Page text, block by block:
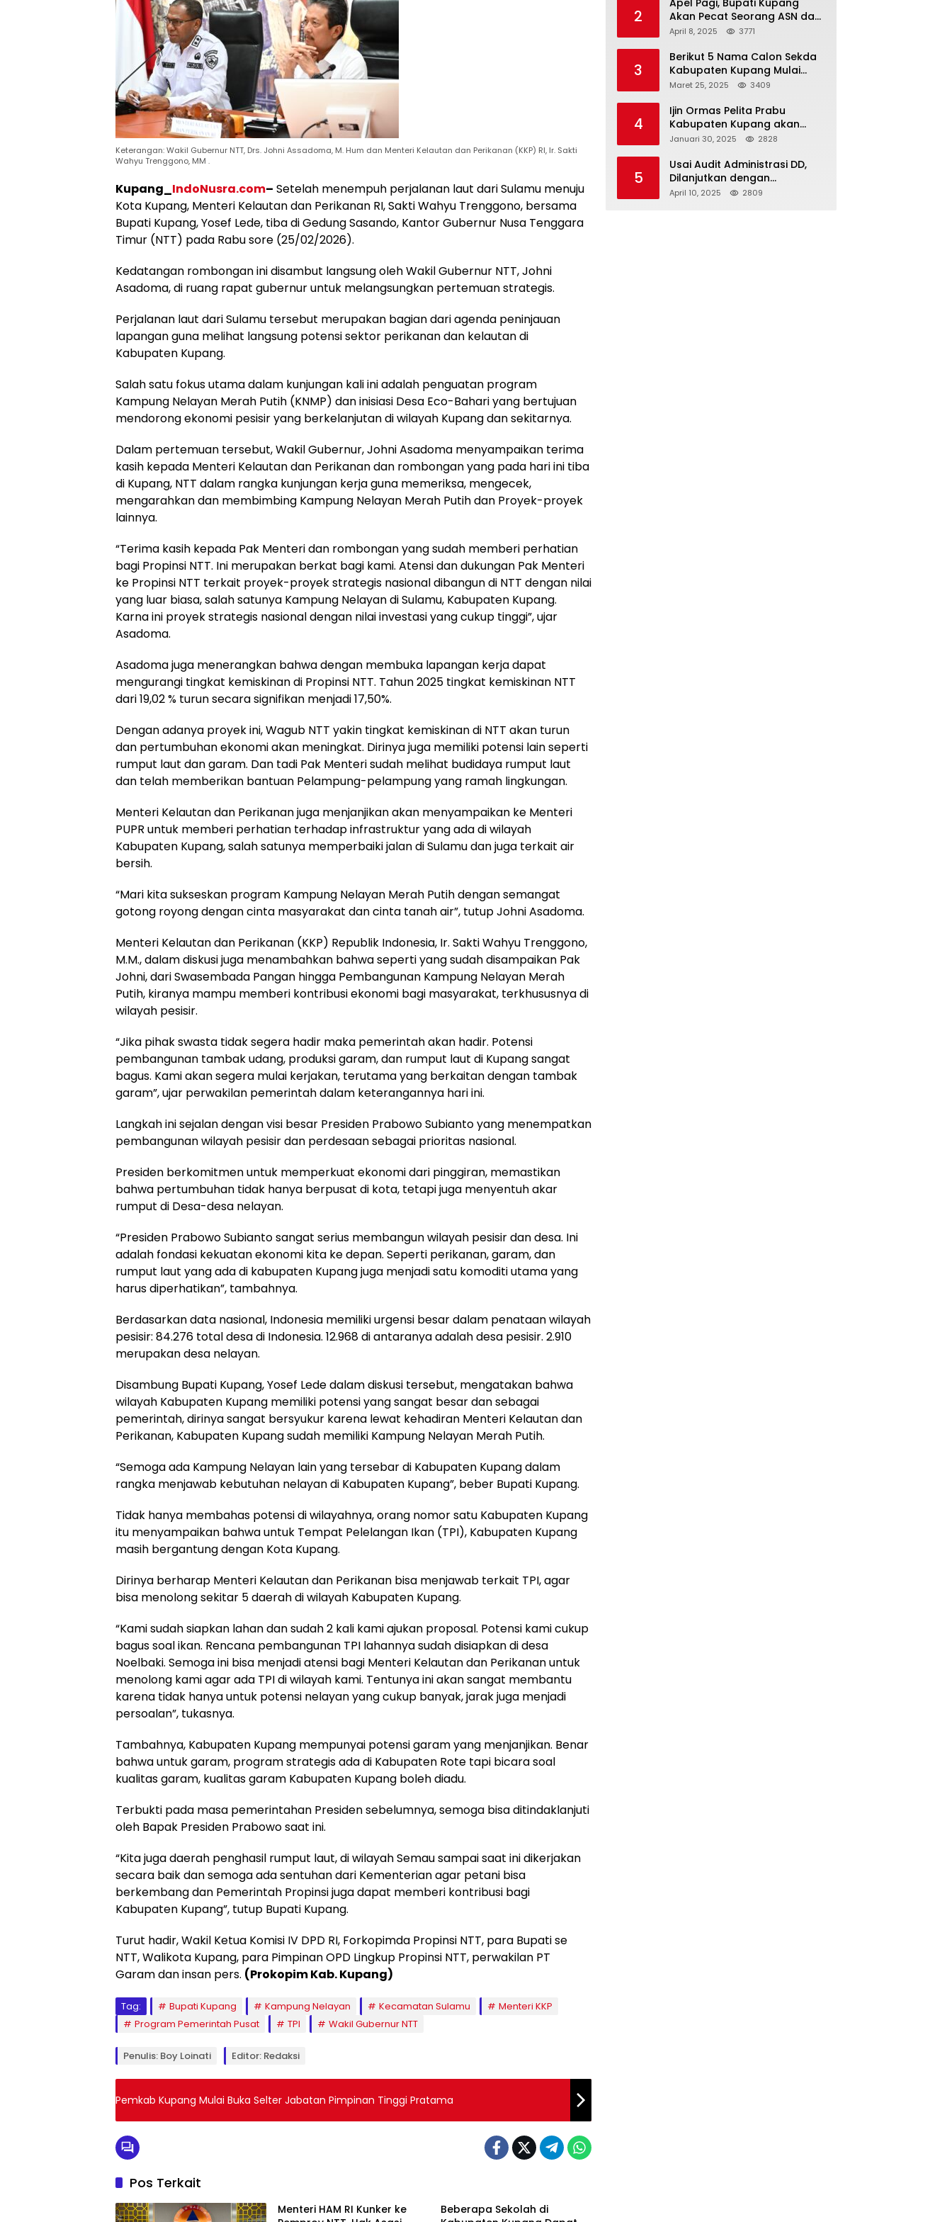
Keterangan: Wakil Gubernur NTT, Drs. Johni Assadoma, M. Hum dan Menteri Kelautan dan Perikanan (KKP) RI, Ir. Sakti
Wahyu Trenggono, MM .
Kupang_IndoNusra.com– Setelah menempuh perjalanan laut dari Sulamu menuju
Kota Kupang, Menteri Kelautan dan Perikanan RI, Sakti Wahyu Trenggono, bersama
Bupati Kupang, Yosef Lede, tiba di Gedung Sasando, Kantor Gubernur Nusa Tenggara
Timur (NTT) pada Rabu sore (25/02/2026).
Kedatangan rombongan ini disambut langsung oleh Wakil Gubernur NTT, Johni
Asadoma, di ruang rapat gubernur untuk melangsungkan pertemuan strategis.
Perjalanan laut dari Sulamu tersebut merupakan bagian dari agenda peninjauan
lapangan guna melihat langsung potensi sektor perikanan dan kelautan di
Kabupaten Kupang.
Salah satu fokus utama dalam kunjungan kali ini adalah penguatan program
Kampung Nelayan Merah Putih (KNMP) dan inisiasi Desa Eco-Bahari yang bertujuan
mendorong ekonomi pesisir yang berkelanjutan di wilayah Kupang dan sekitarnya.
Dalam pertemuan tersebut, Wakil Gubernur, Johni Asadoma menyampaikan terima
kasih kepada Menteri Kelautan dan Perikanan dan rombongan yang pada hari ini tiba
di Kupang, NTT dalam rangka kunjungan kerja guna memeriksa, mengecek,
mengarahkan dan membimbing Kampung Nelayan Merah Putih dan Proyek-proyek
lainnya.
“Terima kasih kepada Pak Menteri dan rombongan yang sudah memberi perhatian
bagi Propinsi NTT. Ini merupakan berkat bagi kami. Atensi dan dukungan Pak Menteri
ke Propinsi NTT terkait proyek-proyek strategis nasional dibangun di NTT dengan nilai
yang luar biasa, salah satunya Kampung Nelayan di Sulamu, Kabupaten Kupang.
Karna ini proyek strategis nasional dengan nilai investasi yang cukup tinggi”, ujar
Asadoma.
Asadoma juga menerangkan bahwa dengan membuka lapangan kerja dapat
mengurangi tingkat kemiskinan di Propinsi NTT. Tahun 2025 tingkat kemiskinan NTT
dari 19,02 % turun secara signifikan menjadi 17,50%.
Dengan adanya proyek ini, Wagub NTT yakin tingkat kemiskinan di NTT akan turun
dan pertumbuhan ekonomi akan meningkat. Dirinya juga memiliki potensi lain seperti
rumput laut dan garam. Dan tadi Pak Menteri sudah melihat budidaya rumput laut
dan telah memberikan bantuan Pelampung-pelampung yang ramah lingkungan.
Menteri Kelautan dan Perikanan juga menjanjikan akan menyampaikan ke Menteri
PUPR untuk memberi perhatian terhadap infrastruktur yang ada di wilayah
Kabupaten Kupang, salah satunya memperbaiki jalan di Sulamu dan juga terkait air
bersih.
“Mari kita sukseskan program Kampung Nelayan Merah Putih dengan semangat
gotong royong dengan cinta masyarakat dan cinta tanah air”, tutup Johni Asadoma.
Menteri Kelautan dan Perikanan (KKP) Republik Indonesia, Ir. Sakti Wahyu Trenggono,
M.M., dalam diskusi juga menambahkan bahwa seperti yang sudah disampaikan Pak
Johni, dari Swasembada Pangan hingga Pembangunan Kampung Nelayan Merah
Putih, kiranya mampu memberi kontribusi ekonomi bagi masyarakat, terkhususnya di
wilayah pesisir.
“Jika pihak swasta tidak segera hadir maka pemerintah akan hadir. Potensi
pembangunan tambak udang, produksi garam, dan rumput laut di Kupang sangat
bagus. Kami akan segera mulai kerjakan, terutama yang berkaitan dengan tambak
garam”, ujar perwakilan pemerintah dalam keterangannya hari ini.
Langkah ini sejalan dengan visi besar Presiden Prabowo Subianto yang menempatkan
pembangunan wilayah pesisir dan perdesaan sebagai prioritas nasional.
Presiden berkomitmen untuk memperkuat ekonomi dari pinggiran, memastikan
bahwa pertumbuhan tidak hanya berpusat di kota, tetapi juga menyentuh akar
rumput di Desa-desa nelayan.
“Presiden Prabowo Subianto sangat serius membangun wilayah pesisir dan desa. Ini
adalah fondasi kekuatan ekonomi kita ke depan. Seperti perikanan, garam, dan
rumput laut yang ada di kabupaten Kupang juga menjadi satu komoditi utama yang
harus diperhatikan”, tambahnya.
Berdasarkan data nasional, Indonesia memiliki urgensi besar dalam penataan wilayah
pesisir: 84.276 total desa di Indonesia. 12.968 di antaranya adalah desa pesisir. 2.910
merupakan desa nelayan.
Disambung Bupati Kupang, Yosef Lede dalam diskusi tersebut, mengatakan bahwa
wilayah Kabupaten Kupang memiliki potensi yang sangat besar dan sebagai
pemerintah, dirinya sangat bersyukur karena lewat kehadiran Menteri Kelautan dan
Perikanan, Kabupaten Kupang sudah memiliki Kampung Nelayan Merah Putih.
“Semoga ada Kampung Nelayan lain yang tersebar di Kabupaten Kupang dalam
rangka menjawab kebutuhan nelayan di Kabupaten Kupang”, beber Bupati Kupang.
Tidak hanya membahas potensi di wilayahnya, orang nomor satu Kabupaten Kupang
itu menyampaikan bahwa untuk Tempat Pelelangan Ikan (TPI), Kabupaten Kupang
masih bergantung dengan Kota Kupang.
Dirinya berharap Menteri Kelautan dan Perikanan bisa menjawab terkait TPI, agar
bisa menolong sekitar 5 daerah di wilayah Kabupaten Kupang.
“Kami sudah siapkan lahan dan sudah 2 kali kami ajukan proposal. Potensi kami cukup
bagus soal ikan. Rencana pembangunan TPI lahannya sudah disiapkan di desa
Noelbaki. Semoga ini bisa menjadi atensi bagi Menteri Kelautan dan Perikanan untuk
menolong kami agar ada TPI di wilayah kami. Tentunya ini akan sangat membantu
karena tidak hanya untuk potensi nelayan yang cukup banyak, jarak juga menjadi
persoalan”, tukasnya.
Tambahnya, Kabupaten Kupang mempunyai potensi garam yang menjanjikan. Benar
bahwa untuk garam, program strategis ada di Kabupaten Rote tapi bicara soal
kualitas garam, kualitas garam Kabupaten Kupang boleh diadu.
Terbukti pada masa pemerintahan Presiden sebelumnya, semoga bisa ditindaklanjuti
oleh Bapak Presiden Prabowo saat ini.
“Kita juga daerah penghasil rumput laut, di wilayah Semau sampai saat ini dikerjakan
secara baik dan semoga ada sentuhan dari Kementerian agar petani bisa
berkembang dan Pemerintah Propinsi juga dapat memberi kontribusi bagi
Kabupaten Kupang”, tutup Bupati Kupang.
Turut hadir, Wakil Ketua Komisi IV DPD RI, Forkopimda Propinsi NTT, para Bupati se
NTT, Walikota Kupang, para Pimpinan OPD Lingkup Propinsi NTT, perwakilan PT
Garam dan insan pers. (Prokopim Kab. Kupang)
Tag: Bupati Kupang Kampung Nelayan Kecamatan Sulamu
Menteri KKP
Program Pemerintah Pusat
TPI Wakil Gubernur NTT
Penulis: Boy Loinati Editor: Redaksi
Pemkab Kupang Mulai Buka Selter Jabatan Pimpinan Tinggi Pratama
Pos Terkait
Menteri HAM RI Kunker ke
Beberapa Sekolah di
2
Apel Pagi, Bupati Kupang
Akan Pecat Seorang ASN dan
Kepala Desa
April 8, 2025 3771
3
Berikut 5 Nama Calon Sekda
Kabupaten Kupang Mulai
Muncul
Maret 25, 2025 3409
4
Ijin Ormas Pelita Prabu
Kabupaten Kupang akan
Dicabut
Januari 30, 2025 2828
5
Usai Audit Administrasi DD,
Dilanjutkan dengan
Pemeriksaan Fisik
April 10, 2025 2809